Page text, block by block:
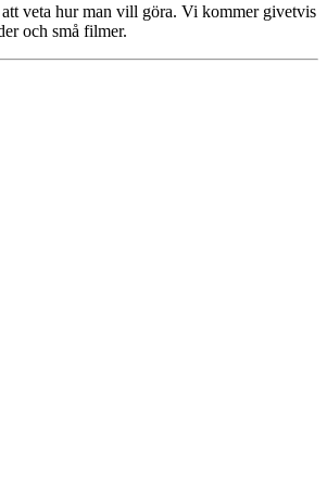
veta hur man vill göra. Vi kommer givetvis
och små filmer.